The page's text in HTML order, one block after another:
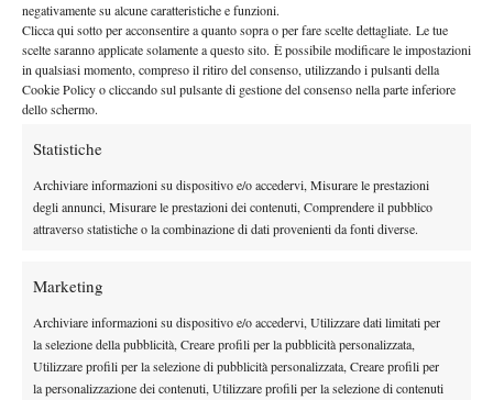
negativamente su alcune caratteristiche e funzioni.
Clicca qui sotto per acconsentire a quanto sopra o per fare scelte dettagliate. Le tue
scelte saranno applicate solamente a questo sito. È possibile modificare le impostazioni
in qualsiasi momento, compreso il ritiro del consenso, utilizzando i pulsanti della
Cookie Policy o cliccando sul pulsante di gestione del consenso nella parte inferiore
dello schermo.
Statistiche
Archiviare informazioni su dispositivo e/o accedervi, Misurare le prestazioni
degli annunci, Misurare le prestazioni dei contenuti, Comprendere il pubblico
attraverso statistiche o la combinazione di dati provenienti da fonti diverse.
Marketing
Archiviare informazioni su dispositivo e/o accedervi, Utilizzare dati limitati per
la selezione della pubblicità, Creare profili per la pubblicità personalizzata,
Utilizzare profili per la selezione di pubblicità personalizzata, Creare profili per
la personalizzazione dei contenuti, Utilizzare profili per la selezione di contenuti
Scofield’s Corner – Gioie e dolori del giovane Nick
26 Maggio 2019
admin
senza ma
22 Aprile 2019
admin
admin
Scofield’s Corner – David Ferrer, un esempio anche
nell’addio